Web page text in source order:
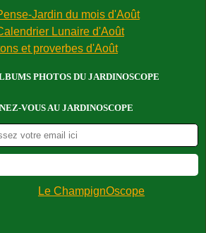
Jardin du mois d'Août
Lunaire d'Août
et proverbes d'Août
PHOTOS DU JARDINOSCOPE
VOUS AU JARDINOSCOPE